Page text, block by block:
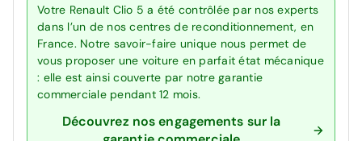
Votre Renault Clio 5 a été contrôlée par nos experts
dans l’un de nos centres de reconditionnement, en
France. Notre savoir-faire unique nous permet de
vous proposer une voiture en parfait état mécanique
: elle est ainsi couverte par notre garantie
commerciale pendant 12 mois.
Découvrez nos engagements sur la